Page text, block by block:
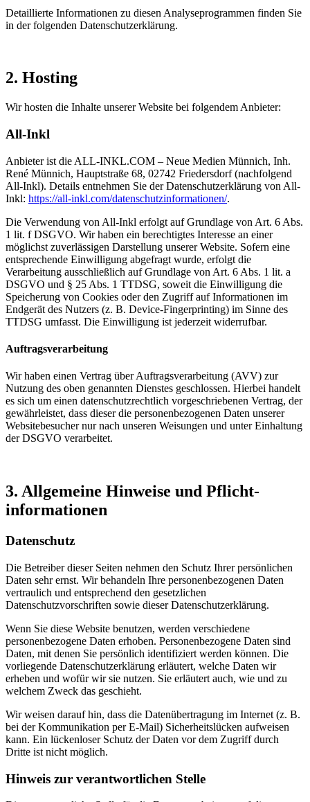
Detaillierte Informationen zu diesen Analyseprogrammen finden Sie
in der folgenden Datenschutzerklärung.
2. Hosting
Wir hosten die Inhalte unserer Website bei folgendem Anbieter:
All-Inkl
Anbieter ist die ALL-INKL.COM – Neue Medien Münnich, Inh.
René Münnich, Hauptstraße 68, 02742 Friedersdorf (nachfolgend
All-Inkl). Details entnehmen Sie der Datenschutzerklärung von All-
Inkl: https://all-inkl.com/datenschutzinformationen/.
Die Verwendung von All-Inkl erfolgt auf Grundlage von Art. 6 Abs.
1 lit. f DSGVO. Wir haben ein berechtigtes Interesse an einer
möglichst zuverlässigen Darstellung unserer Website. Sofern eine
entsprechende Einwilligung abgefragt wurde, erfolgt die
Verarbeitung ausschließlich auf Grundlage von Art. 6 Abs. 1 lit. a
DSGVO und § 25 Abs. 1 TTDSG, soweit die Einwilligung die
Speicherung von Cookies oder den Zugriff auf Informationen im
Endgerät des Nutzers (z. B. Device-Fingerprinting) im Sinne des
TTDSG umfasst. Die Einwilligung ist jederzeit widerrufbar.
Auftragsverarbeitung
Wir haben einen Vertrag über Auftragsverarbeitung (AVV) zur
Nutzung des oben genannten Dienstes geschlossen. Hierbei handelt
es sich um einen datenschutzrechtlich vorgeschriebenen Vertrag, der
gewährleistet, dass dieser die personenbezogenen Daten unserer
Websitebesucher nur nach unseren Weisungen und unter Einhaltung
der DSGVO verarbeitet.
3. Allgemeine Hinweise und Pflicht­
informationen
Datenschutz
Die Betreiber dieser Seiten nehmen den Schutz Ihrer persönlichen
Daten sehr ernst. Wir behandeln Ihre personenbezogenen Daten
vertraulich und entsprechend den gesetzlichen
Datenschutzvorschriften sowie dieser Datenschutzerklärung.
Wenn Sie diese Website benutzen, werden verschiedene
personenbezogene Daten erhoben. Personenbezogene Daten sind
Daten, mit denen Sie persönlich identifiziert werden können. Die
vorliegende Datenschutzerklärung erläutert, welche Daten wir
erheben und wofür wir sie nutzen. Sie erläutert auch, wie und zu
welchem Zweck das geschieht.
Wir weisen darauf hin, dass die Datenübertragung im Internet (z. B.
bei der Kommunikation per E-Mail) Sicherheitslücken aufweisen
kann. Ein lückenloser Schutz der Daten vor dem Zugriff durch
Dritte ist nicht möglich.
Hinweis zur verantwortlichen Stelle